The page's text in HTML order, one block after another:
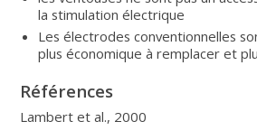
la stimulation électrique
Les électrodes conventionnelles
plus économique à remplacer et
Références
Lambert et al., 2000